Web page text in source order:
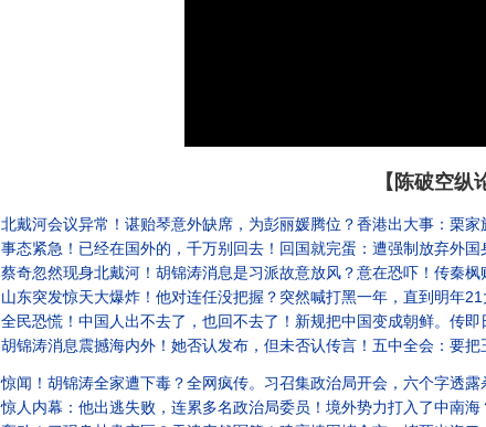
【陈破空纵
北戴河会议异常！谌贻琴意外缺席，为彭丽媛腾位？香港出大事：栗
事态紧急！已经在国外的，千万别回去！回国就完蛋：遭强制放弃外国身份。体制内的彻
蔡奇忽然现身北戴河！胡锦涛消息是习派故意放风？意在恐吓！传秦枫
山东突发惊天大爆炸！他对连任没把握？突然喊打黑一年，直到明年21大！政局突
全民恐慌！中国人出不去了，也回不去了！新规把中国变成朝鲜。传
胡锦涛消息震撼海内外！她否认发布，但未否认传言！五中全会：要把王岐山张又
惊闻！胡锦涛全家遭下毒？全网疯传。习召集政治局开会，六个字透
惊人内幕：他出逃失败，连累多名政治局委员！境外势力打入了中南